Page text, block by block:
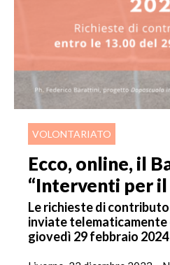
VOLONTARIATO
Ecco, online, il
“Interventi per il
Le richieste di
inviate telematicamente
giovedì 29 febbraio 2024